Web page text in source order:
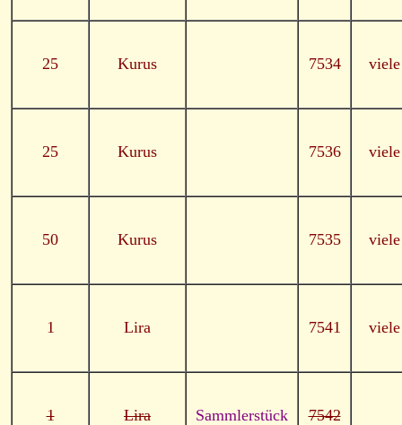
25 Kurus 7534 viele
25 Kurus 7536 viele
50 Kurus 7535 viele
1 Lira 7541 viele
1 Lira Sammlerstück 7542